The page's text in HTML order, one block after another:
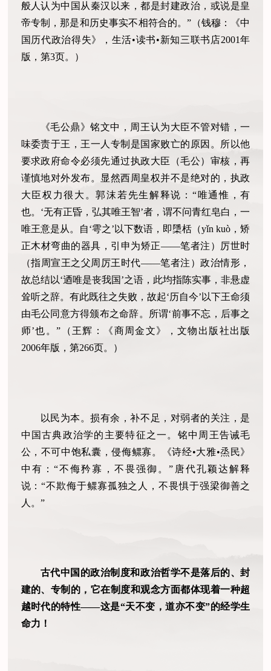
般人认为中国从秦汉以来，都是封建政治，或说是皇
帝专制，那是和历史事实不相符合的。”（钱穆：《中
国历代政治得失》，生活•读书•新知三联书店2001年
版，第3页。）
《毛公鼎》铭文中，周王认为大臣不管对错，一
味委责于王，王一人专制是国家败亡的原因。所以他
要求政府命令必须先通过执政大臣（毛公）审核，再
谨慎地对外发布。显然西周皇权并不是绝对的，执政
大臣权力很大。郭沫若先生解释说：“唯通惟，有
也。‘无有正昏，弘其唯王智’者，谓不问青红皂白，一
唯王意是从。自‘雩之’以下数语，即檃栝（yǐn kuò，矫
正木材弯曲的器具，引申为矫正——笔者注）厉世时
（指周宣王之父周厉王时代——笔者注）政治情形，
故总结以‘迺唯是丧我国’之语，此均指陈实事，非悬虚
耸听之辞。有此既往之失败，故起‘历自今’以下王命须
由毛公同意方得颁布之命辞。所谓‘前事不忘，后事之
师’也。”（王辉：《商周金文》，文物出版社出版
2006年版，第266页。）
以民为本。损有余，补不足，对弱者的关注，是
中国古典政治学的主要特征之一。铭中周王告诫毛
公，不可中饱私囊，侵侮鳏寡。《诗经•大雅•烝民》
中有：“不侮矜寡，不畏强御。”唐代孔颖达解释
说：“不欺侮于鳏寡孤独之人，不畏惧于强梁御善之
人。”
古代中国的政治制度和政治哲学不是落后的、封
建的、专制的，它在制度和观念方面都体现着一种超
越时代的特性——这是“天不变，道亦不变”的经学生
命力！